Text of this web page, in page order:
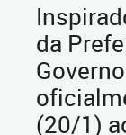
da
(20/1)